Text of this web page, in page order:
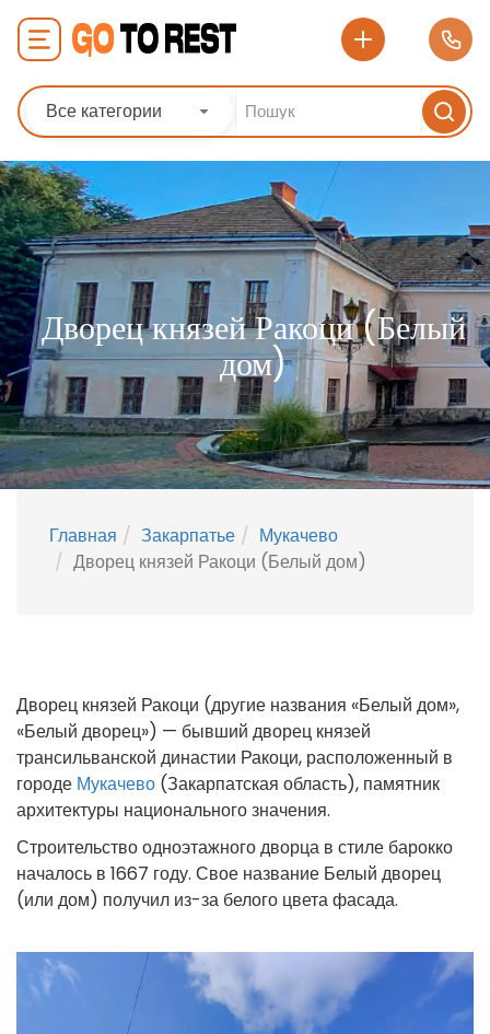
Все категории
Дворец князей Ракоци (Белый
дом)
Главная Закарпатье
Мукачево
Дворец князей Ракоци (Белый дом)
Дворец князей Ракоци (другие названия «Белый дом»,
«Белый дворец») — бывший дворец князей
трансильванской династии Ракоци, расположенный в
городе Мукачево (Закарпатская область), памятник
архитектуры национального значения.
Строительство одноэтажного дворца в стиле барокко
началось в 1667 году. Свое название Белый дворец
(или дом) получил из-за белого цвета фасада.